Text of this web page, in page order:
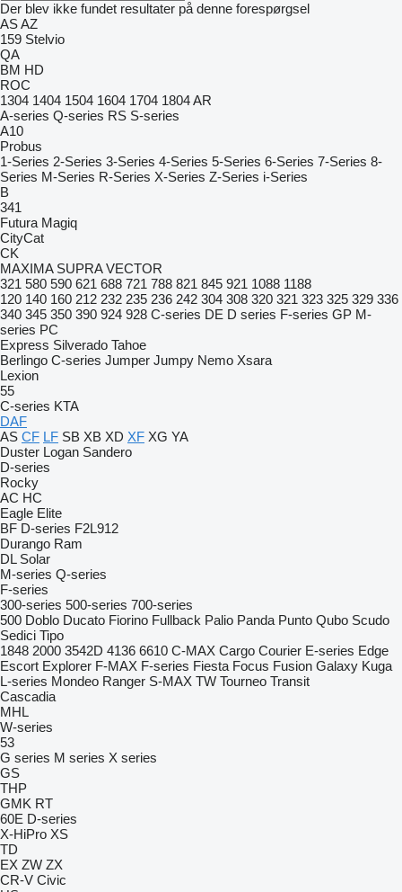
Der blev ikke fundet resultater på denne forespørgsel
ASAZ
159 Stelvio
QA
BM HD
ROC
1304 1404 1504 1604 1704 1804AR
A-series Q-series RS S-series
A10
Probus
1-Series 2-Series 3-Series 4-Series 5-Series 6-Series 7-Series 8-
Series M-Series R-Series X-Series Z-Series i-Series
B
341
Futura Magiq
CityCat
CK
MAXIMA SUPRA VECTOR
321 580 590 621 688 721 788 821 845 921 1088 1188
120 140 160 212 232 235 236 242 304 308 320 321 323 325 329 336
340 345 350 390 924 928 C-series DE D series F-series GP M-
series PC
Express Silverado Tahoe
Berlingo C-series Jumper Jumpy Nemo Xsara
Lexion
55
C-series KTA
DAF
AS CF LF SB XB XD XF XG YA
Duster Logan Sandero
D-series
Rocky
AC HC
Eagle Elite
BF D-series F2L912
Durango Ram
DL Solar
M-series Q-series
F-series
300-series 500-series 700-series
500 Doblo Ducato Fiorino Fullback Palio Panda Punto Qubo Scudo
Sedici Tipo
1848 2000 3542D 4136 6610 C-MAX Cargo Courier E-series Edge
Escort Explorer F-MAX F-series Fiesta Focus Fusion Galaxy Kuga
L-series Mondeo Ranger S-MAX TW Tourneo Transit
Cascadia
MHL
W-series
53
G series M series X series
GS
THP
GMK RT
60E D-series
X-HiPro XS
TD
EX ZW ZX
CR-V Civic